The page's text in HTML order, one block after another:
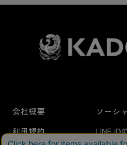
会社概要
利用規約
ソーシ
LINE ID